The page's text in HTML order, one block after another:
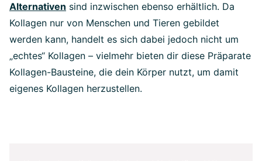
Alternativen sind inzwischen ebenso erhältlich. Da
Kollagen nur von Menschen und Tieren gebildet
werden kann, handelt es sich dabei jedoch nicht um
„echtes“ Kollagen – vielmehr bieten dir diese Präparate
Kollagen-Bausteine, die dein Körper nutzt, um damit
eigenes Kollagen herzustellen.